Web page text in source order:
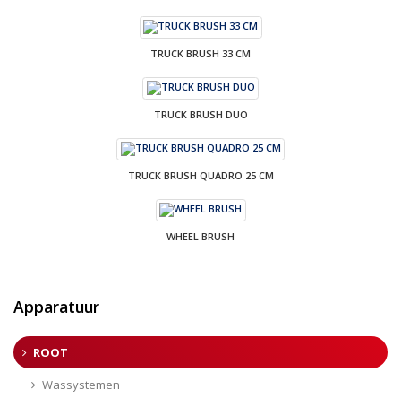
TRUCK BRUSH 33 CM
TRUCK BRUSH DUO
TRUCK BRUSH QUADRO 25 CM
WHEEL BRUSH
Apparatuur
ROOT
Wassystemen